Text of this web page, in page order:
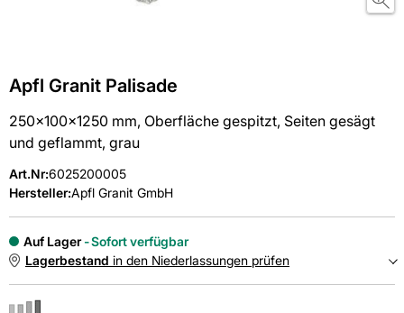
Apfl Granit Palisade
250x100x1250 mm, Oberfläche gespitzt, Seiten gesägt
und geflammt, grau
Art.Nr:6025200005
Hersteller:Apfl Granit GmbH
Auf Lager
Sofort verfügbar
Lagerbestand in den Niederlassungen prüfen